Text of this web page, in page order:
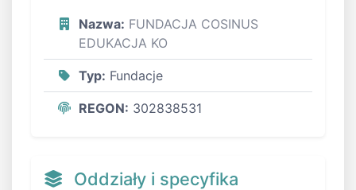
Nazwa: FUNDACJA COSINUS
EDUKACJA KO
Typ: Fundacje
REGON: 302838531
Oddziały i specyfika